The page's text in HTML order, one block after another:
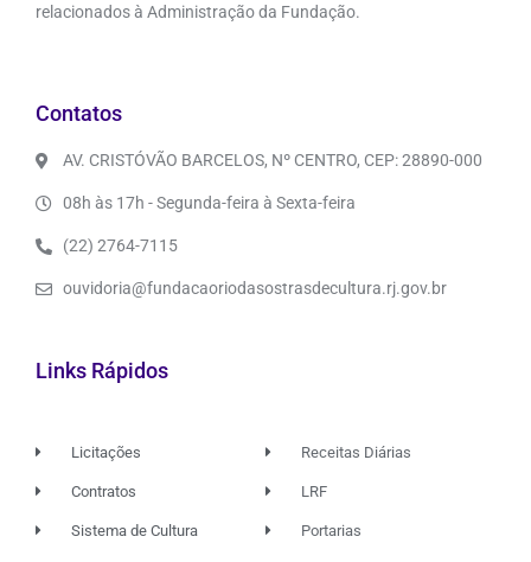
relacionados à Administração da Fundação.
Contatos
AV. CRISTÓVÃO BARCELOS, Nº CENTRO, CEP: 28890-000
08h às 17h - Segunda-feira à Sexta-feira
(22) 2764-7115
ouvidoria@fundacaoriodasostrasdecultura.rj.gov.br
Links Rápidos
Licitações
Contratos
Sistema de Cultura
Receitas Diárias
LRF
Portarias